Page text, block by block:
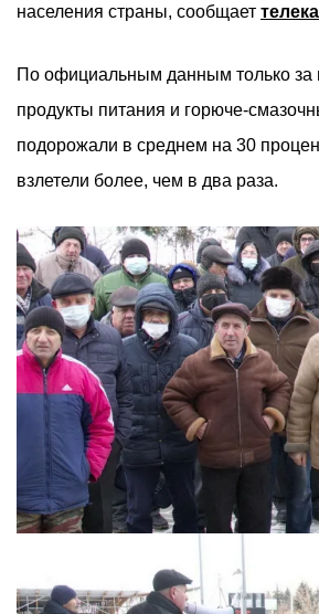
населения страны, сообщает
По официальным данным только за
продукты питания и горюче-
подорожали в среднем на 30
взлетели более, чем в два раза.